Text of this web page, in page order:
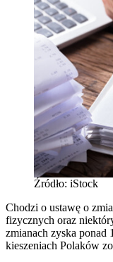
Źródło: iStock
Chodzi o ustawę o
fizycznych oraz
zmianach zyska
kieszeniach Polaków